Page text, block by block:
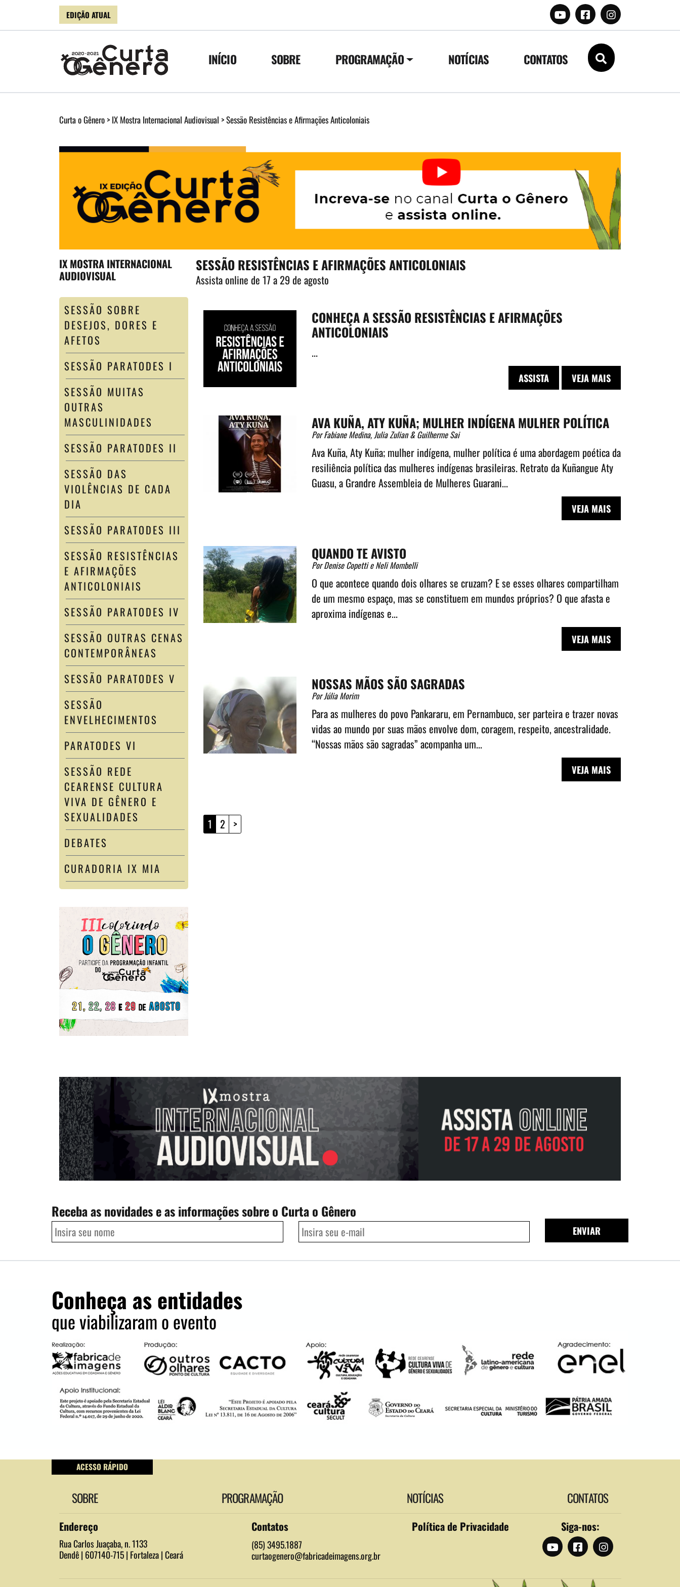
EDIÇÃO ATUAL
INÍCIO SOBRE PROGRAMAÇÃO NOTÍCIAS CONTATOS
Curta o Gênero > IX Mostra Internacional Audiovisual >Sessão Resistências e Afirmações Anticoloniais
IX MOSTRA INTERNACIONAL
AUDIOVISUAL
SESSÃO SOBRE
DESEJOS, DORES E
AFETOS
SESSÃO PARATODES I
SESSÃO MUITAS
OUTRAS
MASCULINIDADES
SESSÃO PARATODES II
SESSÃO DAS
VIOLÊNCIAS DE CADA
DIA
SESSÃO PARATODES III
SESSÃO RESISTÊNCIAS
E AFIRMAÇÕES
ANTICOLONIAIS
SESSÃO PARATODES IV
SESSÃO OUTRAS CENAS
CONTEMPORÂNEAS
SESSÃO PARATODES V
SESSÃO
ENVELHECIMENTOS
PARATODES VI
SESSÃO REDE
CEARENSE CULTURA
VIVA DE GÊNERO E
SEXUALIDADES
DEBATES
CURADORIA IX MIA
SESSÃO RESISTÊNCIAS E AFIRMAÇÕES ANTICOLONIAIS
Assista online de 17 a 29 de agosto
CONHEÇA A SESSÃO RESISTÊNCIAS E AFIRMAÇÕES
ANTICOLONIAIS
...
ASSISTA VEJA MAIS
AVA KUÑA, ATY KUÑA; MULHER INDÍGENA MULHER POLÍTICA
Por Fabiane Medina, Julia Zulian & Guilherme Sai
Ava Kuña, Aty Kuña; mulher indígena, mulher política é uma abordagem poética da
resiliência política das mulheres indígenas brasileiras. Retrato da Kuñangue Aty
Guasu, a Grandre Assembleia de Mulheres Guarani...
VEJA MAIS
QUANDO TE AVISTO
Por Denise Copetti e Neli Mombelli
O que acontece quando dois olhares se cruzam? E se esses olhares compartilham
de um mesmo espaço, mas se constituem em mundos próprios? O que afasta e
aproxima indígenas e...
VEJA MAIS
NOSSAS MÃOS SÃO SAGRADAS
Por Júlia Morim
Para as mulheres do povo Pankararu, em Pernambuco, ser parteira e trazer novas
vidas ao mundo por suas mãos envolve dom, coragem, respeito, ancestralidade.
“Nossas mãos são sagradas” acompanha um...
VEJA MAIS
1 2 >
Receba as novidades e as informações sobre o Curta o Gênero
Conheça as entidades
que viabilizaram o evento
ACESSO RÁPIDO
SOBRE PROGRAMAÇÃO NOTÍCIAS CONTATOS
Endereço
Rua Carlos Juaçaba, n. 1133
Dendê | 607140-715 | Fortaleza | Ceará
Contatos
(85) 3495.1887
curtaogenero@fabricadeimagens.org.br
Política de Privacidade Siga-nos: